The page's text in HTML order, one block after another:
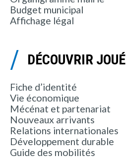
Budget municipal
Affichage légal
DÉCOUVRIR JOUÉ
Fiche d’identité
Vie économique
Mécénat et partenariat
Nouveaux arrivants
Relations internationales
Développement durable
Guide des mobilités